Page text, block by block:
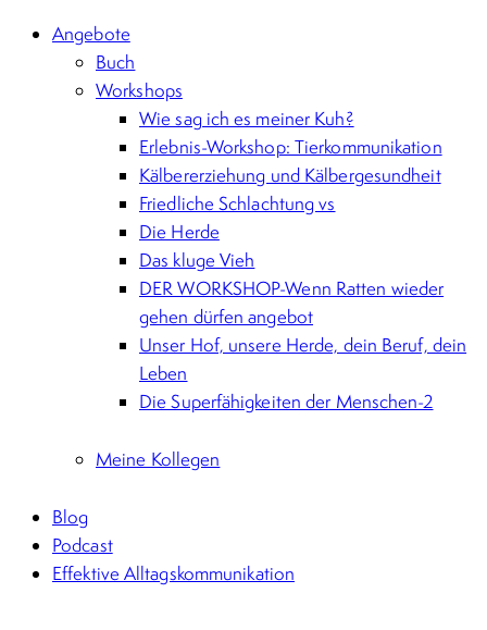
Angebote
Buch
Workshops
Wie sag ich es meiner Kuh?
Erlebnis-Workshop: Tierkommunikation
Kälbererziehung und Kälbergesundheit
Friedliche Schlachtung vs
Die Herde
Das kluge Vieh
DER WORKSHOP-Wenn Ratten wieder
gehen dürfen angebot
Unser Hof, unsere Herde, dein Beruf, dein
Leben
Die Superfähigkeiten der Menschen-2
Meine Kollegen
Blog
Podcast
Effektive Alltagskommunikation